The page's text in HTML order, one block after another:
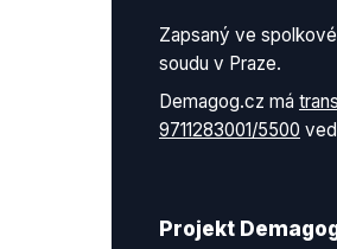
Zapsaný ve
soudu v Praze.
Demagog.cz má
9711283001/5500
Projekt